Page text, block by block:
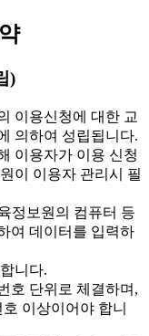
)
이용신청에 대한 교
의하여 성립됩니다.
이용자가 이용 신청
이 이용자 관리시 필
정보원의 컴퓨터 등
여 데이터를 입력하
니다.
호 단위로 체결하며,
이상이어야 합니